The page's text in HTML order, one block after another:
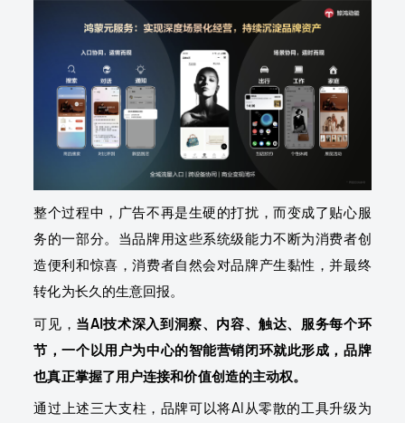
整个过程中，广告不再是生硬的打扰，而变成了贴心服
务的一部分。当品牌用这些系统级能力不断为消费者创
造便利和惊喜，消费者自然会对品牌产生黏性，并最终
转化为长久的生意回报。
可见， 当AI技术深入到洞察、内容、触达、服务每个环
节，一个以用户为中心的智能营销闭环就此形成，品牌
也真正掌握了用户连接和价值创造的主动权。
通过上述三大支柱，品牌可以将AI从零散的工具升级为